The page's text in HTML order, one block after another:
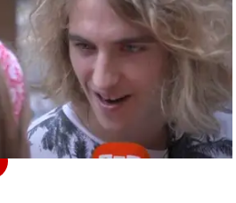
de 2017, 12:48